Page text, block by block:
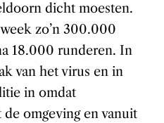
dicht moesten.
zo’n 300.000
18.000 runderen. In
van het virus en in
in omdat
omgeving en vanuit